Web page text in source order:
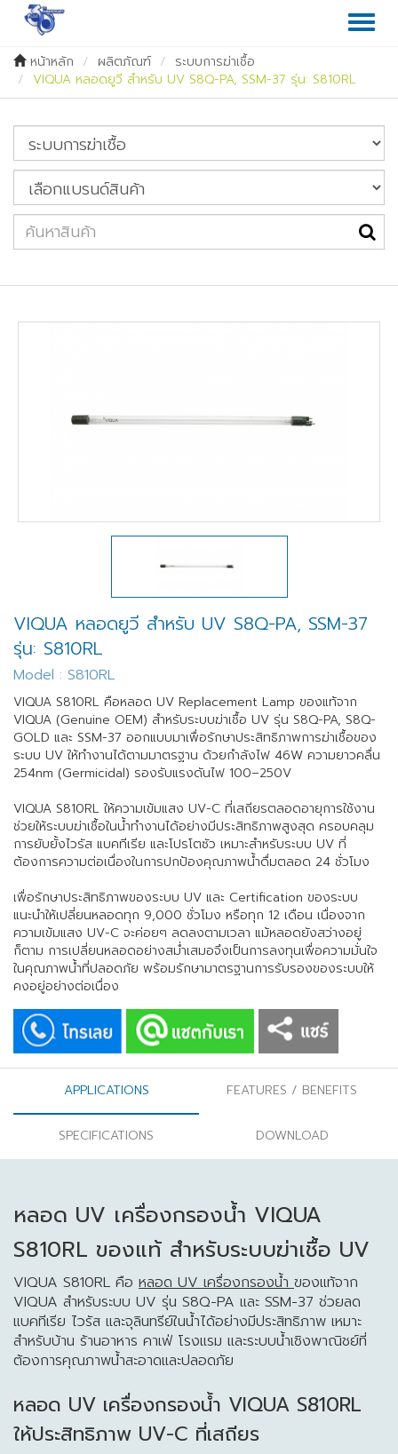
หน้าหลัก
ผลิตภัณฑ์
ระบบการฆ่าเชื้อ
VIQUA หลอดยูวี สำหรับ UV S8Q-PA, SSM-37 รุ่น: S810RL
VIQUA หลอดยูวี สำหรับ UV S8Q-PA, SSM-37
รุ่น: S810RL
Model : S810RL
VIQUA S810RL คือหลอด UV Replacement Lamp ของแท้จาก
VIQUA (Genuine OEM) สำหรับระบบฆ่าเชื้อ UV รุ่น S8Q-PA, S8Q-
GOLD และ SSM-37 ออกแบบมาเพื่อรักษาประสิทธิภาพการฆ่าเชื้อของ
ระบบ UV ให้ทำงานได้ตามมาตรฐาน ด้วยกำลังไฟ 46W ความยาวคลื่น
254nm (Germicidal) รองรับแรงดันไฟ 100–250V
VIQUA S810RL ให้ความเข้มแสง UV-C ที่เสถียรตลอดอายุการใช้งาน
ช่วยให้ระบบฆ่าเชื้อในน้ำทำงานได้อย่างมีประสิทธิภาพสูงสุด ครอบคลุม
การยับยั้งไวรัส แบคทีเรีย และโปรโตซัว เหมาะสำหรับระบบ UV ที่
ต้องการความต่อเนื่องในการปกป้องคุณภาพน้ำดื่มตลอด 24 ชั่วโมง
เพื่อรักษาประสิทธิภาพของระบบ UV และ Certification ของระบบ
แนะนำให้เปลี่ยนหลอดทุก 9,000 ชั่วโมง หรือทุก 12 เดือน เนื่องจาก
ความเข้มแสง UV-C จะค่อยๆ ลดลงตามเวลา แม้หลอดยังสว่างอยู่
ก็ตาม การเปลี่ยนหลอดอย่างสม่ำเสมอจึงเป็นการลงทุนเพื่อความมั่นใจ
ในคุณภาพน้ำที่ปลอดภัย พร้อมรักษามาตรฐานการรับรองของระบบให้
คงอยู่อย่างต่อเนื่อง
APPLICATIONS FEATURES / BENEFITS
SPECIFICATIONS DOWNLOAD
หลอด UV เครื่องกรองน้ำ VIQUA
S810RL ของแท้ สำหรับระบบฆ่าเชื้อ UV
VIQUA S810RL คือ หลอด UV เครื่องกรองน้ำของแท้จาก
VIQUA สำหรับระบบ UV รุ่น S8Q-PA และ SSM-37 ช่วยลด
แบคทีเรีย ไวรัส และจุลินทรีย์ในน้ำได้อย่างมีประสิทธิภาพ เหมาะ
สำหรับบ้าน ร้านอาหาร คาเฟ่ โรงแรม และระบบน้ำเชิงพาณิชย์ที่
ต้องการคุณภาพน้ำสะอาดและปลอดภัย
หลอด UV เครื่องกรองน้ำ VIQUA S810RL
ให้ประสิทธิภาพ UV-C ที่เสถียร